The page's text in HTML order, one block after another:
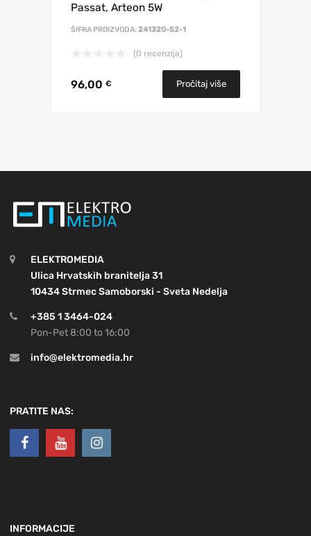
Passat, Arteon 5W
ŠIFRA PROIZVODA: 241320-52-1
(0 recenzija)
96,00 € Pročitaj više
ELEKTROMEDIA
Ulica Hrvatskih branitelja 31
10434 Strmec Samoborski - Sveta Nedelja
+385 1 3464-024
Pon-Pet 8:00 to 16:00
info@elektromedia.hr
PRATITE NAS:
INFORMACIJE